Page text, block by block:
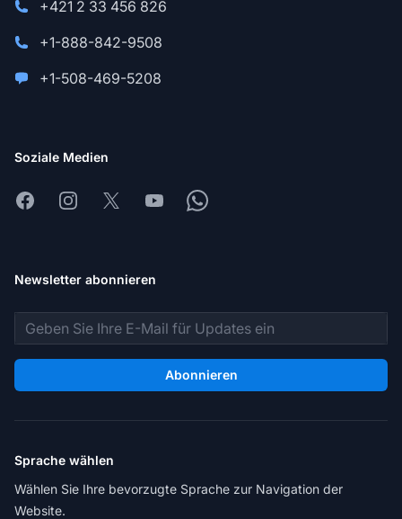
+421 2 33 456 826
+1-888-842-9508
+1-508-469-5208
Soziale Medien
FacebookInstagram
X YoutubeWhatsapp
Newsletter abonnieren
E-Mail-Adresse
Abonnieren
Sprache wählen
Wählen Sie Ihre bevorzugte Sprache zur Navigation der
Website.